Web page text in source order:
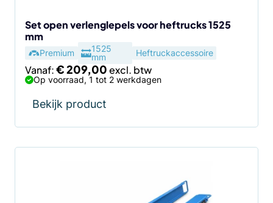
Set open verlenglepels voor heftrucks 1525
mm
Premium
1525
mm
Heftruckaccessoire
Vanaf:€209,00
Op voorraad, 1 tot 2 werkdagen
Bekijk product
de
productpagina